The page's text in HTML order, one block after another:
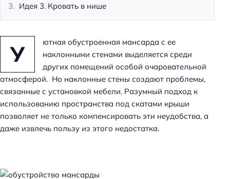
У
ютная обустроенная мансарда с ее
наклонными стенами выделяется среди
других помещений особой очаровательной
атмосферой. Но наклонные стены создают проблемы,
связанные с установкой мебели. Разумный подход к
использованию пространства под скатами крыши
позволяет не только компенсировать эти неудобства, а
даже извлечь пользу из этого недостатка.
Идея 3. Кровать в нише